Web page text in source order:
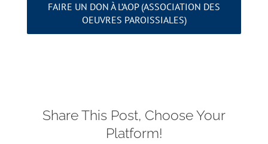
FAIRE UN DON À L’AOP (ASSOCIATION DES
OEUVRES PAROISSIALES)
Share This Post, Choose Your
Platform!